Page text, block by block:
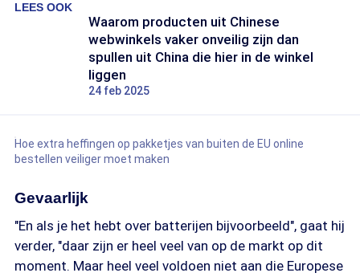
LEES OOK
Waarom producten uit Chinese
webwinkels vaker onveilig zijn dan
spullen uit China die hier in de winkel
liggen
24 feb 2025
Hoe extra heffingen op pakketjes van buiten de EU online
bestellen veiliger moet maken
Gevaarlijk
"En als je het hebt over batterijen bijvoorbeeld", gaat hij
verder, "daar zijn er heel veel van op de markt op dit
moment. Maar heel veel voldoen niet aan die Europese